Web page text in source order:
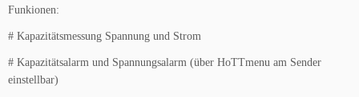
Funkionen:
# Kapazitätsmessung Spannung und Strom
# Kapazitätsalarm und Spannungsalarm (über HoTTmenu am Sender
einstellbar)